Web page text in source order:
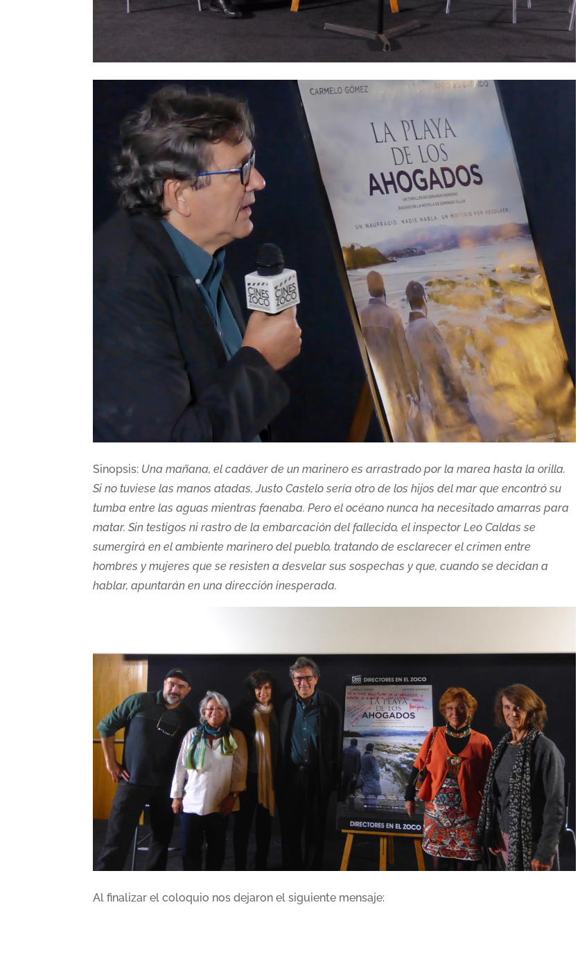
Sinopsis: Una mañana, el cadáver de un marinero es arrastrado por la marea hasta la orilla.
Si no tuviese las manos atadas, Justo Castelo sería otro de los hijos del mar que encontró su
tumba entre las aguas mientras faenaba. Pero el océano nunca ha necesitado amarras para
matar. Sin testigos ni rastro de la embarcación del fallecido, el inspector Leo Caldas se
sumergirá en el ambiente marinero del pueblo, tratando de esclarecer el crimen entre
hombres y mujeres que se resisten a desvelar sus sospechas y que, cuando se decidan a
hablar, apuntarán en una dirección inesperada.
Al finalizar el coloquio nos dejaron el siguiente mensaje: